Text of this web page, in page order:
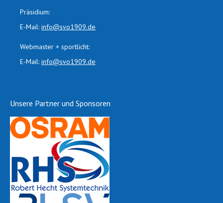
Präsidium:
E-Mail: info@svo1909.de
Webmaster + sportlicht:
E-Mail: info@svo1909.de
Unsere Partner und Sponsoren